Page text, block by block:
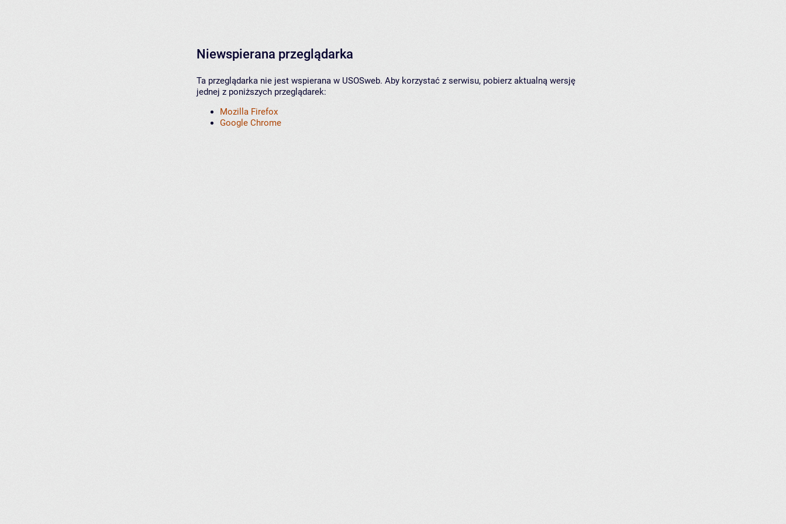
Niewspierana przeglądarka
Ta przeglądarka nie jest wspierana w USOSweb. Aby korzystać z serwisu, pobierz aktualną wersję
jednej z poniższych przeglądarek:
Mozilla Firefox
Google Chrome